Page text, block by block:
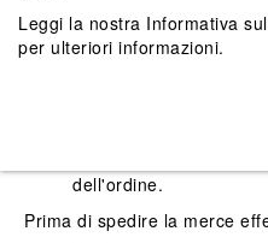
dell'acquisto, se il
consegnato al corriere
importi degli articoli
restituzione è stato
dell'ordine.
Prima di spedire la merce
Leggi la nostra Informativa
per ulteriori informazioni.